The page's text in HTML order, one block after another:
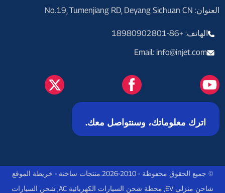
العنوان: No.19, Tumenjiang RD, Deyang Sichuan CN
الهاتف: +86-18980902801
Email: info@injet.com
اترك معلوماتك، وسنتواصل معك.
© جميع الحقوق محفوظة - 2010-2026. منتجات ساخنة - خريطة الموقع
شاحن منزلي EV
محطة شحن السيارات الكهربائية AC
شحن السيارات